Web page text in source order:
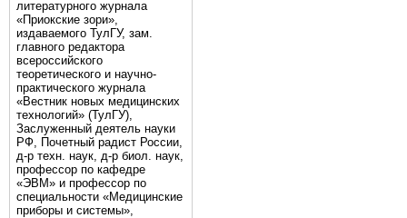
литературного журнала
«Приокские зори»,
издаваемого ТулГУ, зам.
главного редактора
всероссийского
теоретического и научно-
практического журнала
«Вестник новых медицинских
технологий» (ТулГУ),
Заслуженный деятель науки
РФ, Почетный радист России,
д-р техн. наук, д-р биол. наук,
профессор по кафедре
«ЭВМ» и профессор по
специальности «Медицинские
приборы и системы»,